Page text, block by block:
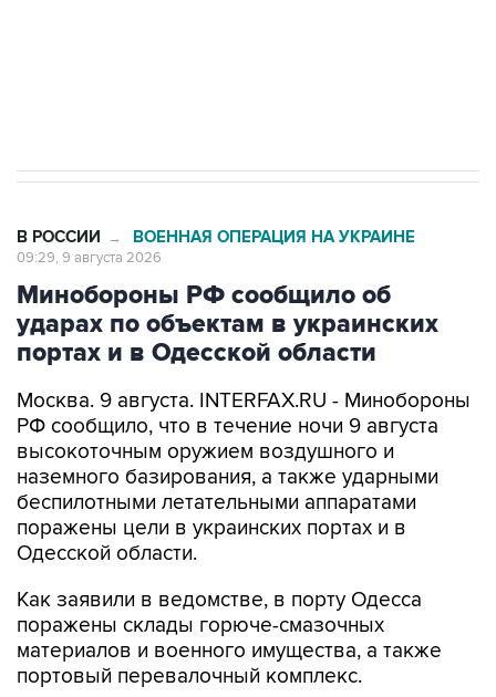
В РОССИИ → ВОЕННАЯ ОПЕРАЦИЯ НА УКРАИНЕ
09:29, 9 августа 2026
Минобороны РФ сообщило об
ударах по объектам в украинских
портах и в Одесской области
Москва. 9 августа. INTERFAX.RU - Минобороны
РФ сообщило, что в течение ночи 9 августа
высокоточным оружием воздушного и
наземного базирования, а также ударными
беспилотными летательными аппаратами
поражены цели в украинских портах и в
Одесской области.
Как заявили в ведомстве, в порту Одесса
поражены склады горюче-смазочных
материалов и военного имущества, а также
портовый перевалочный комплекс.